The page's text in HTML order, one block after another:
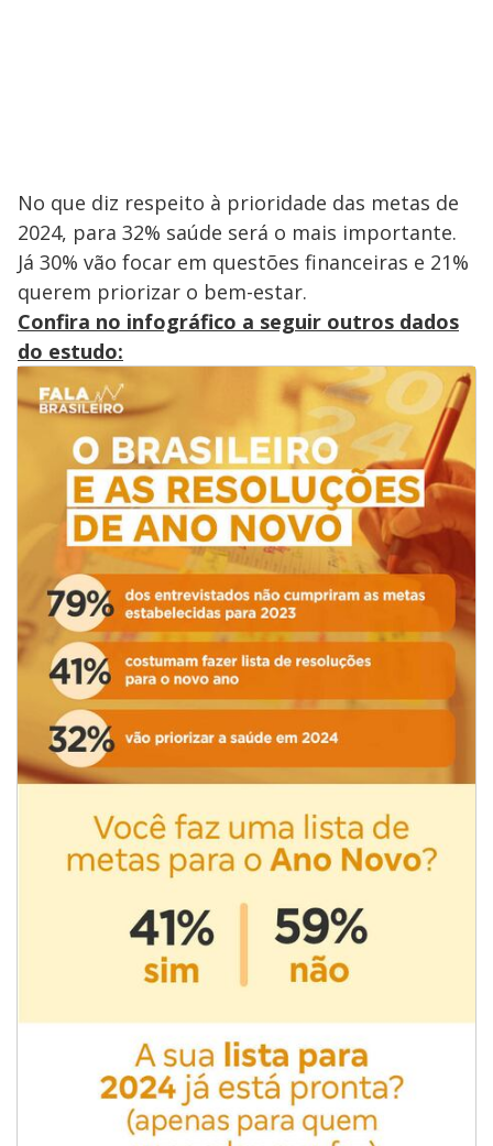
No que diz respeito à prioridade das metas de
2024, para 32% saúde será o mais importante.
Já 30% vão focar em questões financeiras e 21%
querem priorizar o bem-estar.
Confira no infográfico a seguir outros dados
do estudo: